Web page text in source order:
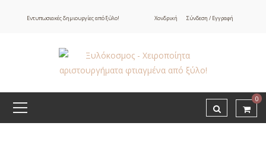
Εντυπωσιακές δημιουργίες από ξύλο! Χονδρική Σύνδεση / Εγγραφή
0